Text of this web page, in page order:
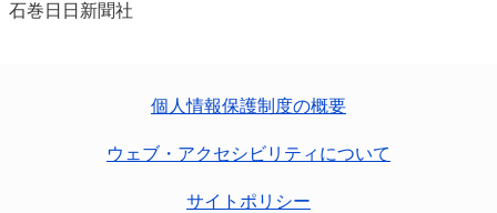
石巻日日新聞社
個人情報保護制度の概要
ウェブ・アクセシビリティについて
サイトポリシー